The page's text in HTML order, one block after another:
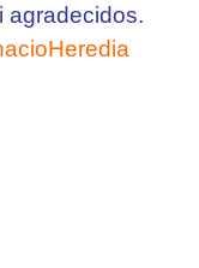
agradecidos.